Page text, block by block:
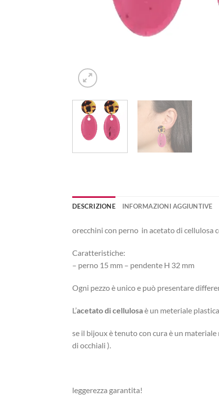
DESCRIZIONE INFORMAZIONI AGGIUNTIVE
orecchini con perno in acetato di cellulosa
Caratteristiche:
– perno 15 mm – pendente H 32 mm
Ogni pezzo è unico e può presentare
L’acetato di cellulosaè un meteriale
se il bijoux è tenuto con cura è un
di occhiali ).
leggerezza garantita!